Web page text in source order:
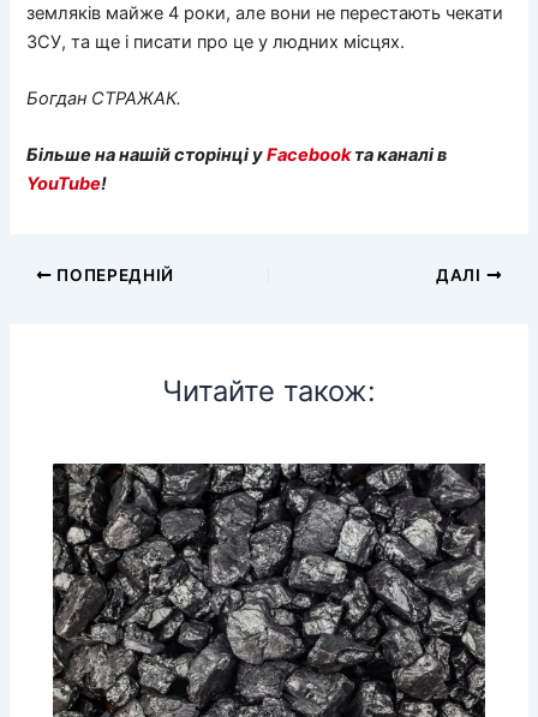
земляків майже 4 роки, але вони не перестають чекати
ЗСУ, та ще і писати про це у людних місцях.
Богдан СТРАЖАК.
Більше на нашій сторінці уFacebookта каналі в
YouTube!
ПОПЕРЕДНІЙ ДАЛІ
Читайте також: